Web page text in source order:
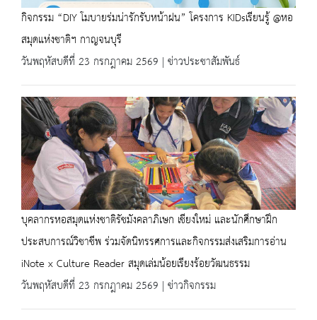
กิจกรรม “DIY โมบายร่มน่ารักรับหน้าฝน” โครงการ KIDsเรียนรู้ @หอ
สมุดแห่งชาติฯ กาญจนบุรี
วันพฤหัสบดีที่ 23 กรกฎาคม 2569 | ข่าวประชาสัมพันธ์
บุคลากรหอสมุดแห่งชาติรัชมังคลาภิเษก เชียงใหม่ และนักศึกษาฝึก
ประสบการณ์วิชาชีพ ร่วมจัดนิทรรศการและกิจกรรมส่งเสริมการอ่าน
iNote x Culture Reader สมุดเล่มน้อยเรียงร้อยวัฒนธรรม
วันพฤหัสบดีที่ 23 กรกฎาคม 2569 | ข่าวกิจกรรม